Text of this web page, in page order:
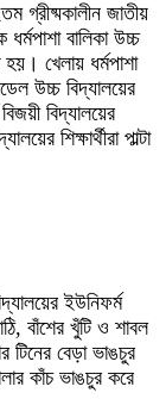
গ্রীষ্মকালীন জাতীয়
বালিকা উচ্চ
হয়। খেলায় ধর্মপাশা
উচ্চ বিদ্যালয়ের
বিদ্যালয়ের
শিক্ষার্থীরা পাল্টা
ইউনিফর্ম
বাঁশের খুঁটি ও শাবল
টিনের বেড়া ভাঙচুর
কাঁচ ভাঙচুর করে